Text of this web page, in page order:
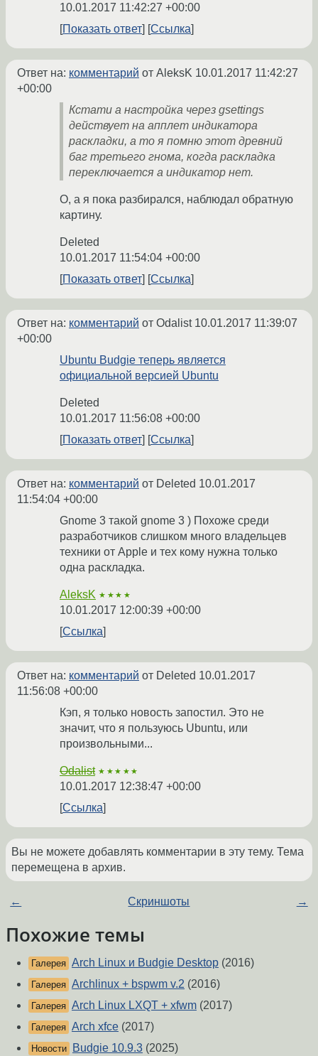
10.01.2017 11:42:27 +00:00
Показать ответ
Ссылка
Ответ на: комментарий от AleksK 10.01.2017 11:42:27
+00:00
Кстати а настройка через gsettings
действует на апплет индикатора
раскладки, а то я помню этот древний
баг третьего гнома, когда раскладка
переключается а индикатор нет.
О, а я пока разбирался, наблюдал обратную
картину.
Deleted
10.01.2017 11:54:04 +00:00
Показать ответ
Ссылка
Ответ на: комментарий от Odalist 10.01.2017 11:39:07
+00:00
Ubuntu Budgie теперь является
официальной версией Ubuntu
Deleted
10.01.2017 11:56:08 +00:00
Показать ответ
Ссылка
Ответ на: комментарий от Deleted 10.01.2017
11:54:04 +00:00
Gnome 3 такой gnome 3 ) Похоже среди
разработчиков слишком много владельцев
техники от Apple и тех кому нужна только
одна раскладка.
AleksK ★★★★
10.01.2017 12:00:39 +00:00
Ссылка
Ответ на: комментарий от Deleted 10.01.2017
11:56:08 +00:00
Кэп, я только новость запостил. Это не
значит, что я пользуюсь Ubuntu, или
произвольными...
Odalist ★★★★★
10.01.2017 12:38:47 +00:00
Ссылка
Вы не можете добавлять комментарии в эту тему. Тема
перемещена в архив.
← Скриншоты →
Похожие темы
Галерея Arch Linux и Budgie Desktop (2016)
Галерея Archlinux + bspwm v.2 (2016)
Галерея Arch Linux LXQT + xfwm (2017)
Галерея Arch xfce (2017)
Новости Budgie 10.9.3 (2025)